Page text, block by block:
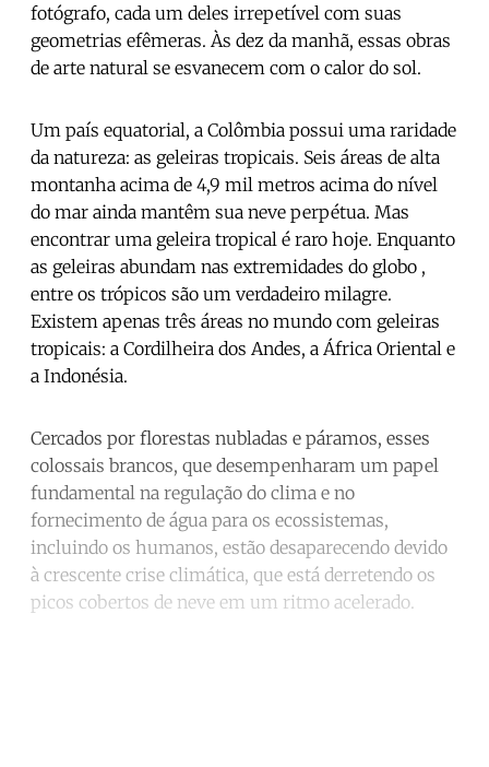
fotógrafo, cada um deles irrepetível com suas
geometrias efêmeras. Às dez da manhã, essas obras
de arte natural se esvanecem com o calor do sol.
Um país equatorial, a Colômbia possui uma raridade
da natureza: as geleiras tropicais. Seis áreas de alta
montanha acima de 4,9 mil metros acima do nível
do mar ainda mantêm sua neve perpétua. Mas
encontrar uma geleira tropical é raro hoje. Enquanto
as geleiras abundam nas extremidades do globo ,
entre os trópicos são um verdadeiro milagre.
Existem apenas três áreas no mundo com geleiras
tropicais: a Cordilheira dos Andes, a África Oriental e
a Indonésia.
Cercados por florestas nubladas e páramos, esses
colossais brancos, que desempenharam um papel
fundamental na regulação do clima e no
fornecimento de água para os ecossistemas,
incluindo os humanos, estão desaparecendo devido
à crescente crise climática, que está derretendo os
picos cobertos de neve em um ritmo acelerado.